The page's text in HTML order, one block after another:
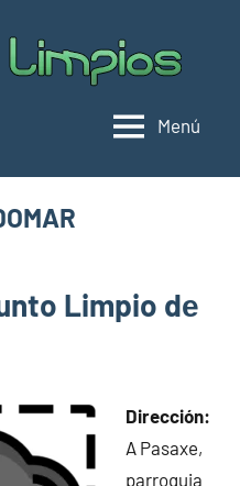
Menú
Limpio dе
Dirección:
A Pasaxe,
parroquia